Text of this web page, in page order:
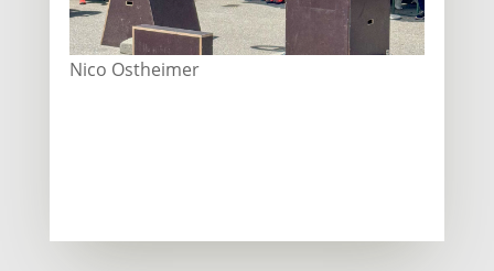
Nico Ostheimer